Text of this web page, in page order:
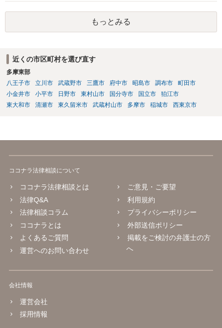
もっとみる
近くの市区町村を選び直す
多摩東部
八王子市
立川市 武蔵野市 三鷹市 府中市 昭島市 調布市
町田市
小金井市
小平市 日野市 東村山市 国分寺市 国立市
狛江市
東大和市
清瀬市 東久留米市 武蔵村山市 多摩市 稲城市 西東京市
ココナラ法律相談について
ココナラ法律相談とは
法律Q&A
法律相談コラム
ココナラとは
よくあるご質問
運営へのお問い合わせ
ご意見・ご要望
利用規約
プライバシーポリシー
外部送信ポリシー
掲載をご検討の弁護士の方
へ
会社情報
運営会社
採用情報